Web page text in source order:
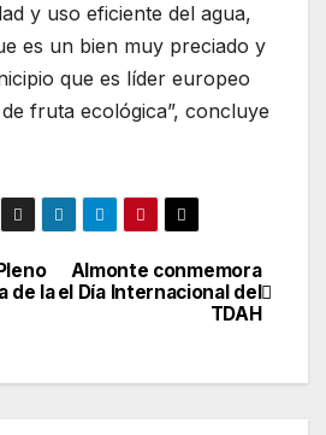
y uso eficiente del agua,
es un bien muy preciado y
que es líder europeo
fruta ecológica”, concluye
Almonte conmemora
el Día Internacional del
TDAH
de la